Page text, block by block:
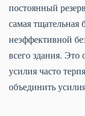
постоянный
самая тщательная
неэффективной
всего здания.
усилия часто
объединить